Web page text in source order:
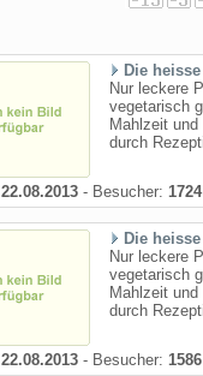
Die
Nur leckere
vegetarisch
Mahlzeit
durch
22.08.2013 - Besucher: 1724
Die
Nur leckere
vegetarisch
Mahlzeit
durch
22.08.2013 - Besucher: 1586